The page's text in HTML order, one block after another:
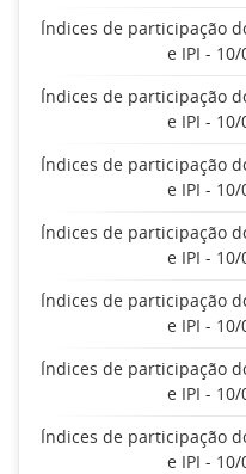
Índices de participação
e IPI -
Índices de participação
e IPI -
Índices de participação
e IPI -
Índices de participação
e IPI -
Índices de participação
e IPI -
Índices de participação
e IPI -
Índices de participação
e IPI -